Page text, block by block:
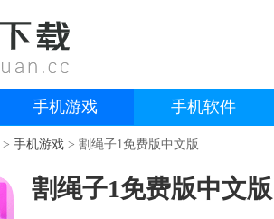
手机游戏 手机软件
> 手机游戏 > 割绳子1免费版中文版
割绳子1免费版中文版